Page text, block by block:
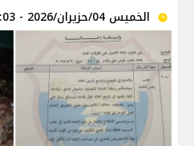
الخميس 04/حزيران/2026 - 12:03 م